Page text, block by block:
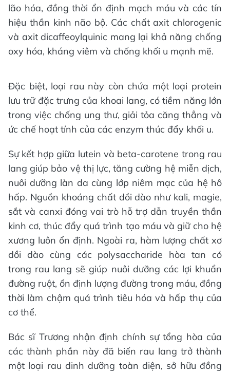
lão hóa, đồng thời ổn định mạch máu và các tín
hiệu thần kinh não bộ. Các chất axit chlorogenic
và axit dicaffeoylquinic mang lại khả năng chống
oxy hóa, kháng viêm và chống khối u mạnh mẽ.
Đặc biệt, loại rau này còn chứa một loại protein
lưu trữ đặc trưng của khoai lang, có tiềm năng lớn
trong việc chống ung thư, giải tỏa căng thẳng và
ức chế hoạt tính của các enzym thúc đẩy khối u.
Sự kết hợp giữa lutein và beta-carotene trong rau
lang giúp bảo vệ thị lực, tăng cường hệ miễn dịch,
nuôi dưỡng làn da cùng lớp niêm mạc của hệ hô
hấp. Nguồn khoáng chất dồi dào như kali, magie,
sắt và canxi đóng vai trò hỗ trợ dẫn truyền thần
kinh cơ, thúc đẩy quá trình tạo máu và giữ cho hệ
xương luôn ổn định. Ngoài ra, hàm lượng chất xơ
dồi dào cùng các polysaccharide hòa tan có
trong rau lang sẽ giúp nuôi dưỡng các lợi khuẩn
đường ruột, ổn định lượng đường trong máu, đồng
thời làm chậm quá trình tiêu hóa và hấp thụ của
cơ thể.
Bác sĩ Trương nhận định chính sự tổng hòa của
các thành phần này đã biến rau lang trở thành
một loại rau dinh dưỡng toàn diện, sở hữu đồng